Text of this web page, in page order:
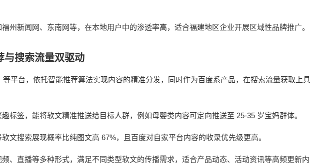
州新闻网、东南网等，在本地用户中的渗透率高，适合福建地区企业开展区域性品牌推广。
与搜索流量双驱动
平台，依托智能推荐算法实现内容的精准分发，同时作为百度系产品，在搜索流量获取上
趣标签，能将软文精准推送给目标人群，例如母婴类内容可定向推送至 25-35 岁宝妈群体。
文搜索展现概率比纯图文高 67%，且百度对自家平台内容的收录优先级更高。
频、直播等多种形式，满足不同类型软文的传播需求，适合产品动态、活动资讯等高频更新